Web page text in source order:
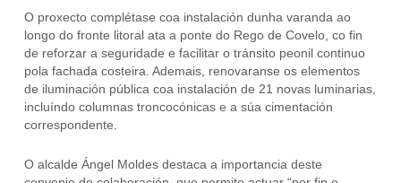
O proxecto complétase coa instalación dunha varanda ao
longo do fronte litoral ata a ponte do Rego de Covelo, co fin
de reforzar a seguridade e facilitar o tránsito peonil continuo
pola fachada costeira. Ademais, renovaranse os elementos
de iluminación pública coa instalación de 21 novas luminarias,
incluíndo columnas troncocónicas e a súa cimentación
correspondente.
O alcalde Ángel Moldes destaca a importancia deste